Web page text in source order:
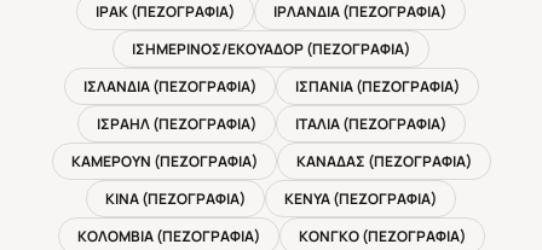
ΙΡΑΚ (ΠΕΖΟΓΡΑΦΙΑ)
ΙΡΛΑΝΔΙΑ (ΠΕΖΟΓΡΑΦΙΑ)
ΙΣΗΜΕΡΙΝΟΣ/ΕΚΟΥΑΔΟΡ (ΠΕΖΟΓΡΑΦΙΑ)
ΙΣΛΑΝΔΙΑ (ΠΕΖΟΓΡΑΦΙΑ)
ΙΣΠΑΝΙΑ (ΠΕΖΟΓΡΑΦΙΑ)
ΙΣΡΑΗΛ (ΠΕΖΟΓΡΑΦΙΑ)
ΙΤΑΛΙΑ (ΠΕΖΟΓΡΑΦΙΑ)
ΚΑΜΕΡΟΥΝ (ΠΕΖΟΓΡΑΦΙΑ)
ΚΑΝΑΔΑΣ (ΠΕΖΟΓΡΑΦΙΑ)
ΚΙΝΑ (ΠΕΖΟΓΡΑΦΙΑ)
ΚΕΝΥΑ (ΠΕΖΟΓΡΑΦΙΑ)
ΚΟΛΟΜΒΙΑ (ΠΕΖΟΓΡΑΦΙΑ)
ΚΟΝΓΚΟ (ΠΕΖΟΓΡΑΦΙΑ)